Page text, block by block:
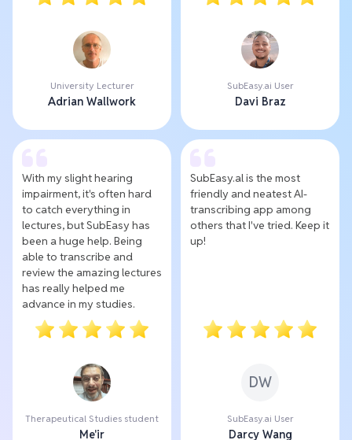
University Lecturer
Adrian Wallwork
SubEasy.ai User
Davi Braz
With my slight hearing
impairment, it's often hard
to catch everything in
lectures, but SubEasy has
been a huge help. Being
able to transcribe and
review the amazing lectures
has really helped me
advance in my studies.
Therapeutical Studies student
Me'ir
SubEasy.al is the most
friendly and neatest AI-
transcribing app among
others that I've tried. Keep it
up!
DW
SubEasy.ai User
Darcy Wang